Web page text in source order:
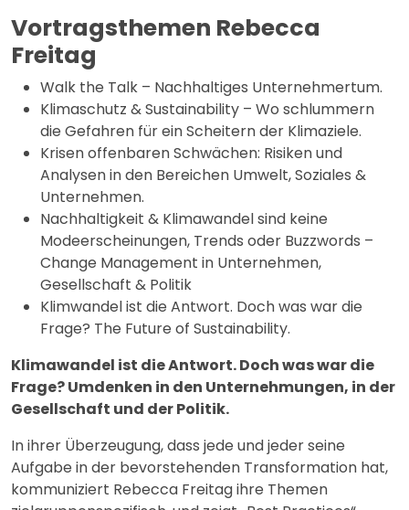
Vortragsthemen Rebecca
Freitag
Walk the Talk – Nachhaltiges Unternehmertum.
Klimaschutz & Sustainability – Wo schlummern
die Gefahren für ein Scheitern der Klimaziele.
Krisen offenbaren Schwächen: Risiken und
Analysen in den Bereichen Umwelt, Soziales &
Unternehmen.
Nachhaltigkeit & Klimawandel sind keine
Modeerscheinungen, Trends oder Buzzwords –
Change Management in Unternehmen,
Gesellschaft & Politik
Klimwandel ist die Antwort. Doch was war die
Frage? The Future of Sustainability.
Klimawandel ist die Antwort. Doch was war die
Frage? Umdenken in den Unternehmungen, in der
Gesellschaft und der Politik.
In ihrer Überzeugung, dass jede und jeder seine
Aufgabe in der bevorstehenden Transformation hat,
kommuniziert Rebecca Freitag ihre Themen